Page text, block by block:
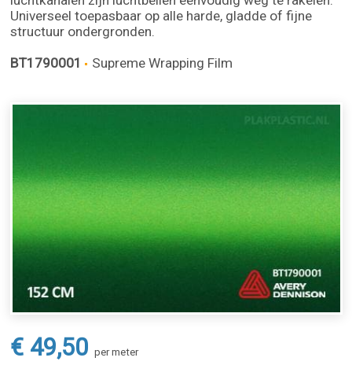
Universeel toepasbaar op alle harde, gladde of fijne
structuur ondergronden.
BT1790001
Supreme Wrapping Film
€ 49,50 per meter